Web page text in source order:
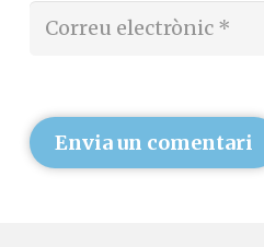
Envia un comentari